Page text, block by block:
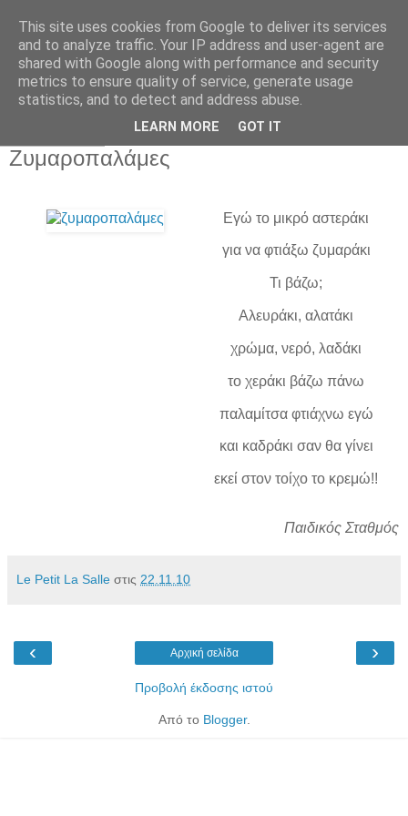
Παιδικός Σταθμός-
Νηπιαγωγείο "ΔΕΛΑΣΑΛ"
Ζυμαροπαλάμες
Εγώ το μικρό αστεράκι
για να φτιάξω ζυμαράκι
Τι βάζω;
Αλευράκι, αλατάκι
χρώμα, νερό, λαδάκι
το χεράκι βάζω πάνω
παλαμίτσα φτιάχνω εγώ
και καδράκι σαν θα γίνει
εκεί στον τοίχο το κρεμώ!!
Παιδικός Σταθμός
Le Petit La Salle στις 22.11.10
‹ ›
Αρχική σελίδα
Προβολή έκδοσης ιστού
Από το Blogger.
This site uses cookies from Google to deliver its services
and to analyze traffic. Your IP address and user-agent are
shared with Google along with performance and security
metrics to ensure quality of service, generate usage
statistics, and to detect and address abuse.
LEARN MORE GOT IT